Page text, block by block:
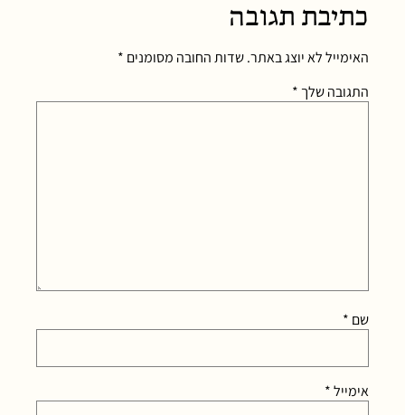
כתיבת תגובה
האימייל לא יוצג באתר.שדות החובה מסומנים *
התגובה שלך*
שם *
אימייל*